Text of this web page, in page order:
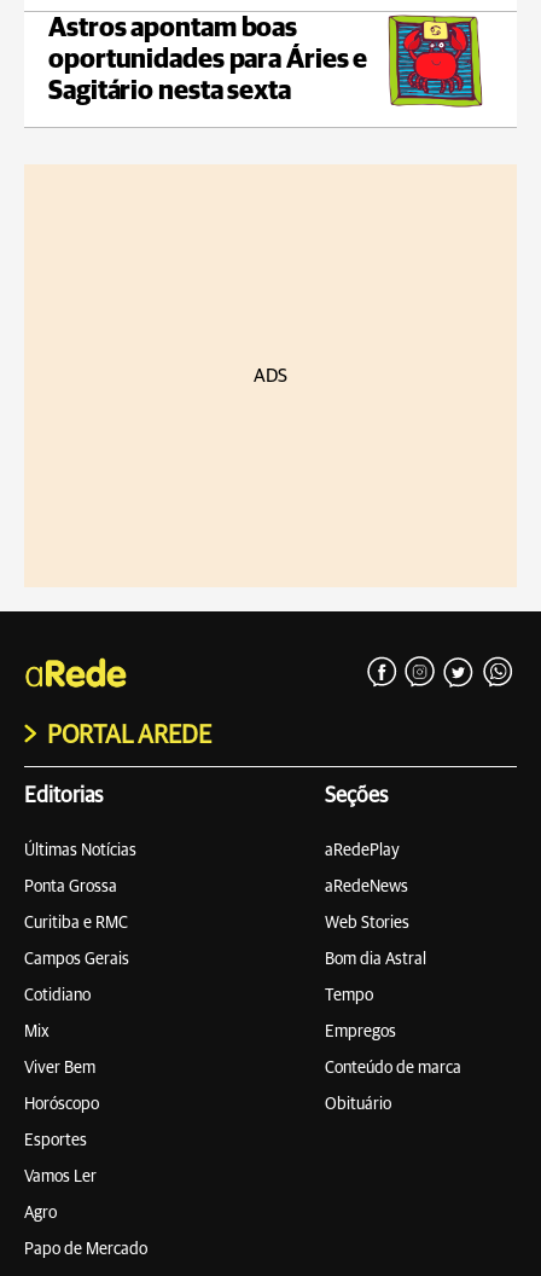
Astros apontam boas
oportunidades para Áries e
Sagitário nesta sexta
ADS
PORTAL AREDE
Editorias
Últimas Notícias
Ponta Grossa
Curitiba e RMC
Campos Gerais
Cotidiano
Mix
Viver Bem
Horóscopo
Esportes
Vamos Ler
Agro
Papo de Mercado
Seções
aRedePlay
aRedeNews
Web Stories
Bom dia Astral
Tempo
Empregos
Conteúdo de marca
Obituário